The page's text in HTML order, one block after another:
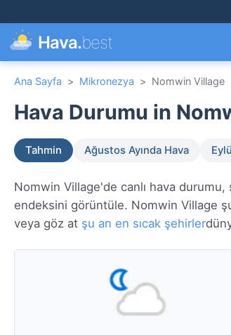
Hava.best
Ana Sayfa > Mikronezya > Nomwin Village
Hava Durumu in
Tahmin Ağustos Ayında Hava
Nomwin Village'de canlı hava
endeksini görüntüle. Nomwin Village
veya göz at şu an en sıcak şehirler